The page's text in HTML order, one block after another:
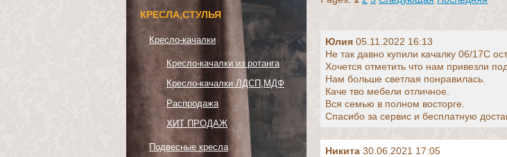
КРЕСЛА,СТУЛЬЯ
Кресло-качалки
Кресло-качалки из ротанга
Кресло-качалки ЛДСП,МДФ
Распродажа
ХИТ ПРОДАЖ
Подвесные кресла
Юлия 05.11.2022 16:13
Не так давно купили качалку 06/17С
Хочется отметить что нам привезли
Нам больше светлая понравилась.
Каче тво мебели отличное.
Вся семью в полном восторге.
Спасибо за сервис и бесплатную
Никита 30.06.2021 17:05